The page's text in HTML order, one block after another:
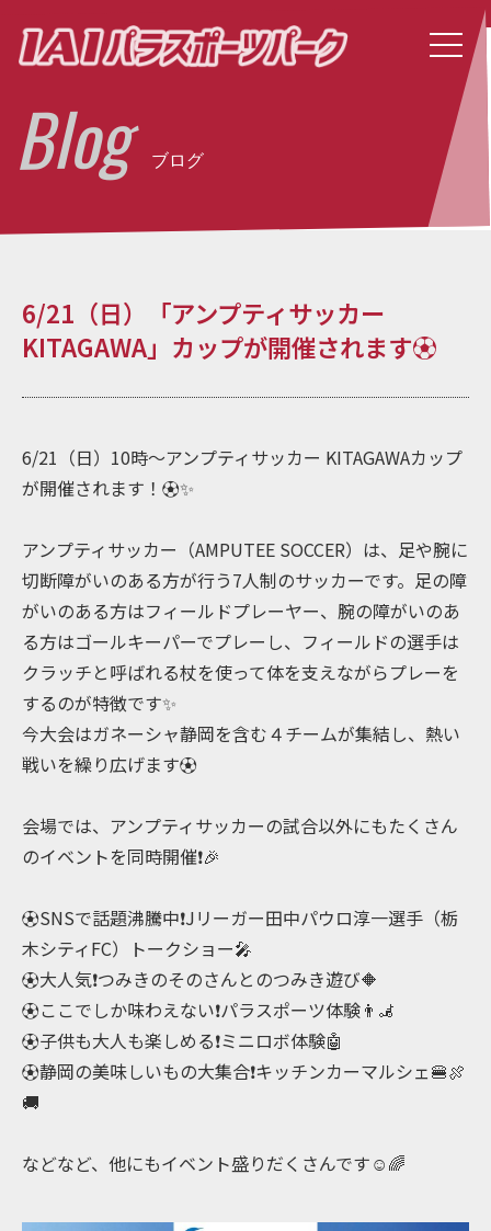
Blog ブログ
6/21（日）「アンプティサッカー
KITAGAWA」カップが開催されます⚽️
6/21（日）10時～アンプティサッカー KITAGAWAカップ
が開催されます！⚽️✨️
アンプティサッカー（AMPUTEE SOCCER）は、足や腕に
切断障がいのある方が行う7人制のサッカーです。足の障
がいのある方はフィールドプレーヤー、腕の障がいのあ
る方はゴールキーパーでプレーし、フィールドの選手は
クラッチと呼ばれる杖を使って体を支えながらプレーを
するのが特徴です✨️
今大会はガネーシャ静岡を含む４チームが集結し、熱い
戦いを繰り広げます⚽️
会場では、アンプティサッカーの試合以外にもたくさん
のイベントを同時開催❗️🎉
⚽️SNSで話題沸騰中❗️Jリーガー田中パウロ淳一選手（栃
木シティFC）トークショー🎤
⚽️大人気❗️つみきのそのさんとのつみき遊び🔶
⚽️ここでしか味わえない❗️パラスポーツ体験👨‍🦼
⚽️子供も大人も楽しめる❗️ミニロボ体験🤖
⚽️静岡の美味しいもの大集合❗️キッチンカーマルシェ🍔🍖
🚚
などなど、他にもイベント盛りだくさんです☺️🌈